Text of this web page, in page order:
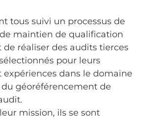
tous suivi un processus de
maintien de qualification
réaliser des audits tierces
pour leurs
dans le domaine
géoréférencement de
mission, ils se sont